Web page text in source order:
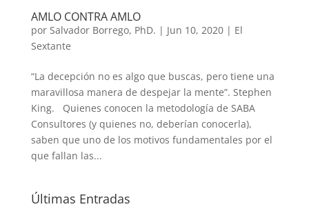
AMLO CONTRA AMLO
por Salvador Borrego, PhD. | Jun 10, 2020| El
Sextante
“La decepción no es algo que buscas, pero tiene una
maravillosa manera de despejar la mente”. Stephen
King. Quienes conocen la metodología de SABA
Consultores (y quienes no, deberían conocerla),
saben que uno de los motivos fundamentales por el
que fallan las...
Últimas Entradas